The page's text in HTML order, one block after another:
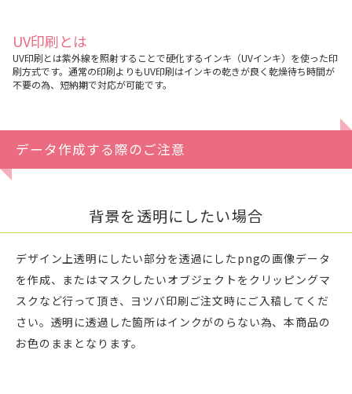
UV印刷とは
UV印刷とは紫外線を照射することで硬化するインキ（UVインキ）を使った印
刷方式です。通常の印刷よりもUV印刷はインキの乾きが良く乾燥待ち時間が
不要の為、短納期で対応が可能です。
データ作成する際のご注意
背景を透明にしたい場合
デザイン上透明にしたい部分を透過にしたpngの画像データ
を作成、またはマスクしたいオブジェクトをクリッピングマ
スクなど行って頂き、ヨツバ印刷ご注文時にご入稿してくだ
さい。透明に透過した箇所はインクがのらない為、本商品の
お色のままとなります。